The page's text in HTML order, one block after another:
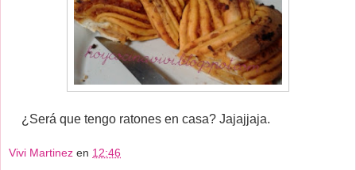
¿Será que tengo ratones en casa? Jajajjaja.
Vivi Martinez en 12:46